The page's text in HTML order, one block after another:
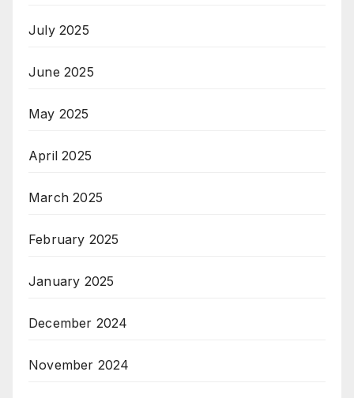
July 2025
June 2025
May 2025
April 2025
March 2025
February 2025
January 2025
December 2024
November 2024